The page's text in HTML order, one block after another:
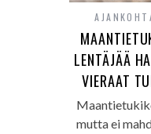
LENTÄJÄÄ
VIERAAT
mutta ei